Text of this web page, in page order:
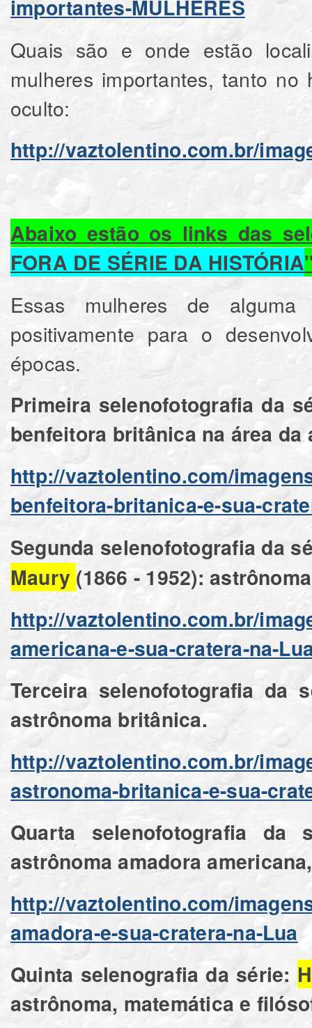
importantes-MULHERES
Quais são e onde estão
mulheres importantes, tanto
oculto:
http://vaztolentino.com.br/
Abaixo estão os links das
FORA DE SÉRIE DA HISTÓRIA
Essas mulheres de alguma
positivamente para o
épocas.
Primeira selenofotografia da
benfeitora britânica na área da
http://vaztolentino.com/
benfeitora-britanica-e-sua-
Segunda selenofotografia da
Maury (1866 - 1952):
http://vaztolentino.com.br/
americana-e-sua-cratera-na-
Terceira selenofotografia da
astrônoma britânica.
http://vaztolentino.com.br/
astronoma-britanica-e-sua-
Quarta selenofotografia da
astrônoma amadora
http://vaztolentino.com/
amadora-e-sua-cratera-na-Lua
Quinta selenografia da série:
astrônoma, matemática e